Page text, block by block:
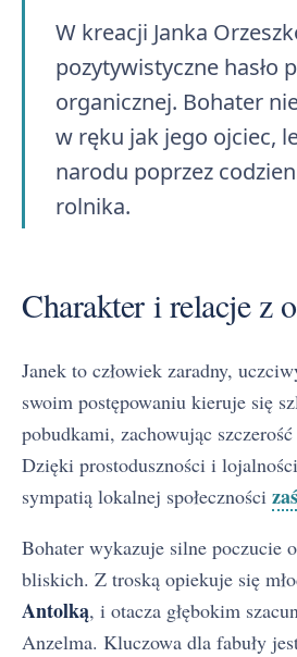
W kreacji Janka
pozytywistyczne hasło
organicznej. Bohater
w ręku jak jego ojciec,
narodu poprzez
rolnika.
Charakter i relacje z
Janek to człowiek zaradny,
swoim postępowaniu kieruje się
pobudkami, zachowując
Dzięki prostoduszności i
sympatią lokalnej społeczności
Bohater wykazuje silne poczucie
bliskich. Z troską opiekuje się
Antolką, i otacza głębokim
Anzelma. Kluczowa dla fabuły